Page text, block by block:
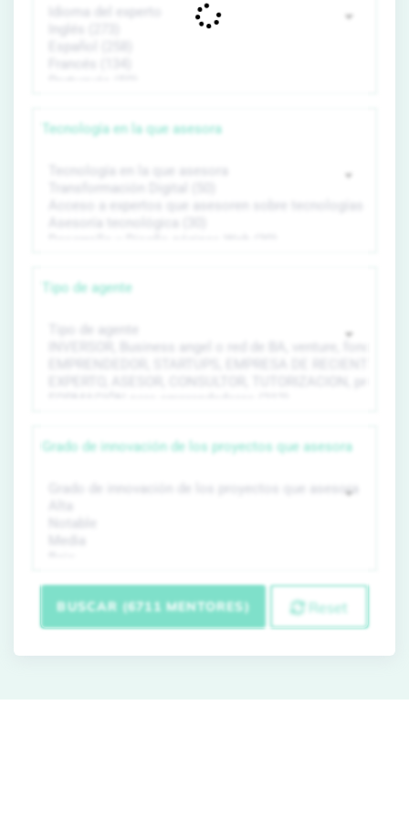
Tecnología en la que asesora
Tipo de agente
Grado de innovación de los proyectos que asesora
BUSCAR (6711 MENTORES) Reset